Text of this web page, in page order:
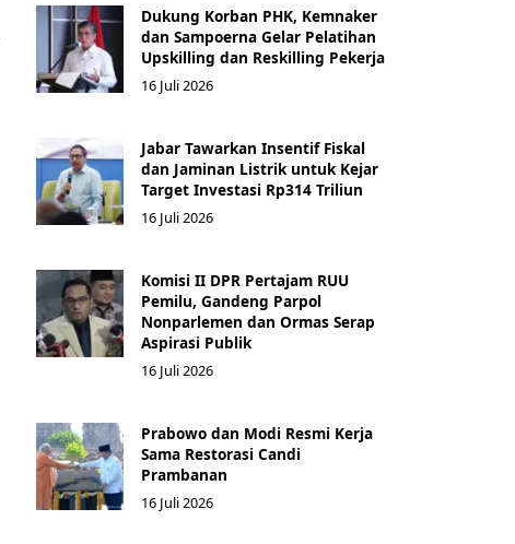
Dukung Korban PHK, Kemnaker
dan Sampoerna Gelar Pelatihan
Upskilling dan Reskilling Pekerja
16 Juli 2026
Jabar Tawarkan Insentif Fiskal
dan Jaminan Listrik untuk Kejar
Target Investasi Rp314 Triliun
16 Juli 2026
Komisi II DPR Pertajam RUU
Pemilu, Gandeng Parpol
Nonparlemen dan Ormas Serap
Aspirasi Publik
16 Juli 2026
Prabowo dan Modi Resmi Kerja
Sama Restorasi Candi
Prambanan
16 Juli 2026